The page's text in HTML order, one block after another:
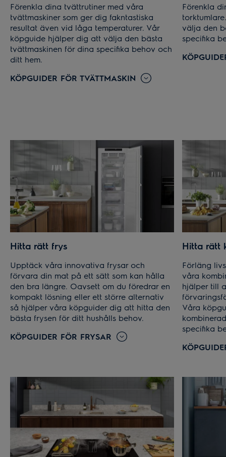
Förenkla dina tvättrutiner med våra
tvättmaskiner som ger dig fakntastiska
resultat även vid låga temperaturer. Vår
köpguide hjälper dig att välja den bästa
tvättmaskinen för dina specifika behov och
ditt hem.
KÖPGUIDER FÖR TVÄTTMASKIN
Förenkla
välja den
specifika
Hitta rätt frys
Upptäck våra innovativa frysar och
förvara din mat på ett sätt som kan hålla
den bra längre. Oavsett om du föredrar en
kompakt lösning eller ett större alternativ
så hjälper våra köpguider dig att hitta den
bästa frysen för ditt hushålls behov.
KÖPGUIDER FÖR FRYSAR
Hitta rätt
Förläng
våra
hjälper till
Våra
specifika